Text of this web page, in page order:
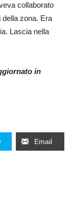
collaborato
zona. Era
Lascia nella
in
Email